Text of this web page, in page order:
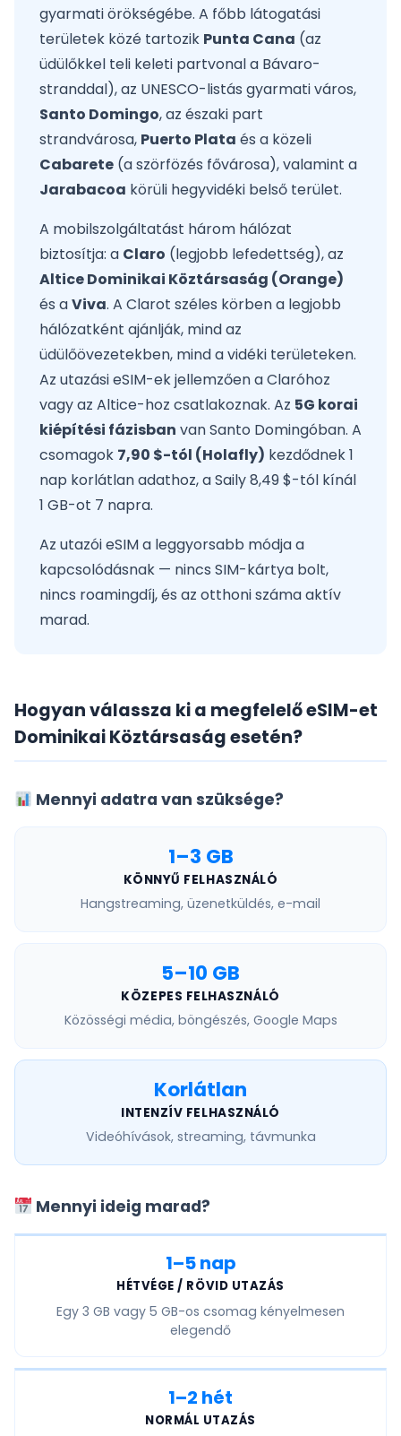
gyarmati örökségébe. A főbb látogatási
területek közé tartozik Punta Cana (az
üdülőkkel teli keleti partvonal a Bávaro-
stranddal), az UNESCO-listás gyarmati város,
Santo Domingo, az északi part
strandvárosa, Puerto Plata és a közeli
Cabarete (a szörfözés fővárosa), valamint a
Jarabacoa körüli hegyvidéki belső terület.
A mobilszolgáltatást három hálózat
biztosítja: a Claro (legjobb lefedettség), az
Altice Dominikai Köztársaság (Orange)
és aViva. A Clarot széles körben a legjobb
hálózatként ajánlják, mind az
üdülőövezetekben, mind a vidéki területeken.
Az utazási eSIM-ek jellemzően a Claróhoz
vagy az Altice-hoz csatlakoznak. Az 5G korai
kiépítési fázisban van Santo Domingóban. A
csomagok 7,90 $-tól (Holafly) kezdődnek 1
nap korlátlan adathoz, a Saily 8,49 $-tól kínál
1 GB-ot 7 napra.
Az utazói eSIM a leggyorsabb módja a
kapcsolódásnak — nincs SIM-kártya bolt,
nincs roamingdíj, és az otthoni száma aktív
marad.
Hogyan válassza ki a megfelelő eSIM-et
Dominikai Köztársaság esetén?
Mennyi adatra van szüksége?
1–3 GB
KÖNNYŰ FELHASZNÁLÓ
Hangstreaming, üzenetküldés, e-mail
5–10 GB
KÖZEPES FELHASZNÁLÓ
Közösségi média, böngészés, Google Maps
Korlátlan
INTENZÍV FELHASZNÁLÓ
Videóhívások, streaming, távmunka
Mennyi ideig marad?
1–5 nap
HÉTVÉGE / RÖVID UTAZÁS
Egy 3 GB vagy 5 GB-os csomag kényelmesen
elegendő
1–2 hét
NORMÁL UTAZÁS